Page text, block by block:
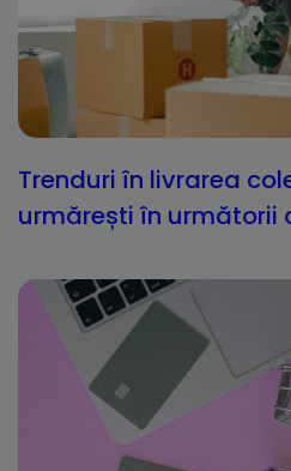
Trenduri în livrarea
urmărești în următorii